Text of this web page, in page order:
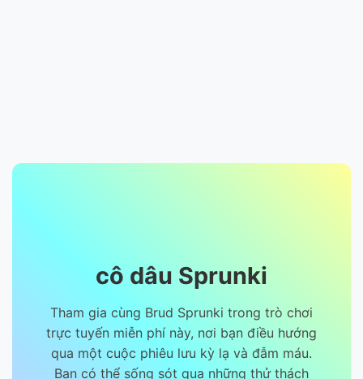
cô dâu Sprunki
Tham gia cùng Brud Sprunki trong trò chơi
trực tuyến miễn phí này, nơi bạn điều hướng
qua một cuộc phiêu lưu kỳ lạ và đẫm máu.
Bạn có thể sống sót qua những thử thách